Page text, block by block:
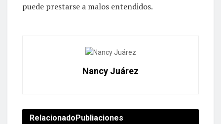
puede prestarse a malos entendidos.
Nancy Juárez
RelacionadoPubliaciones